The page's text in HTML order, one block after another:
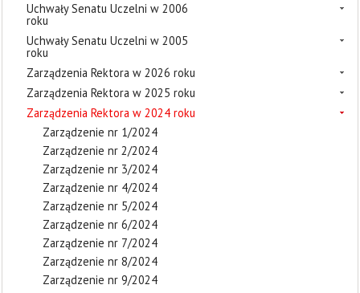
Uchwały Senatu Uczelni w 2006
roku
Uchwały Senatu Uczelni w 2005
roku
Zarządzenia Rektora w 2026 roku
Zarządzenia Rektora w 2025 roku
Zarządzenia Rektora w 2024 roku
Zarządzenie nr 1/2024
Zarządzenie nr 2/2024
Zarządzenie nr 3/2024
Zarządzenie nr 4/2024
Zarządzenie nr 5/2024
Zarządzenie nr 6/2024
Zarządzenie nr 7/2024
Zarządzenie nr 8/2024
Zarządzenie nr 9/2024